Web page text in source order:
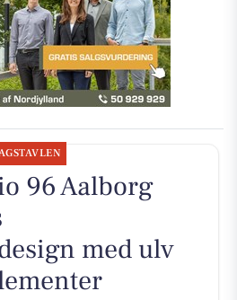
96 Aalborg
med ulv